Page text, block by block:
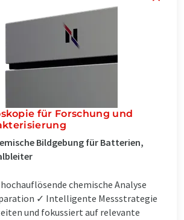
für Forschung und
Bildgebung für Batterien,
chemische Analyse
✓ Intelligente Messstrategie
und fokussiert auf relevante